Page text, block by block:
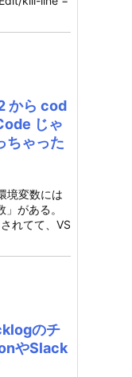
から cod
じゃ
ちゃった
境変数には
がある。
れてて、VS
のチ
やSlack